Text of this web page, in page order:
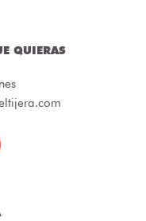
QUIERAS